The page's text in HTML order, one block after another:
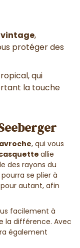
,
protéger des
, qui
la touche
, qui vous
allie
des rayons du
pourra se plier à
autant, afin
facilement à
la différence. Avec
également